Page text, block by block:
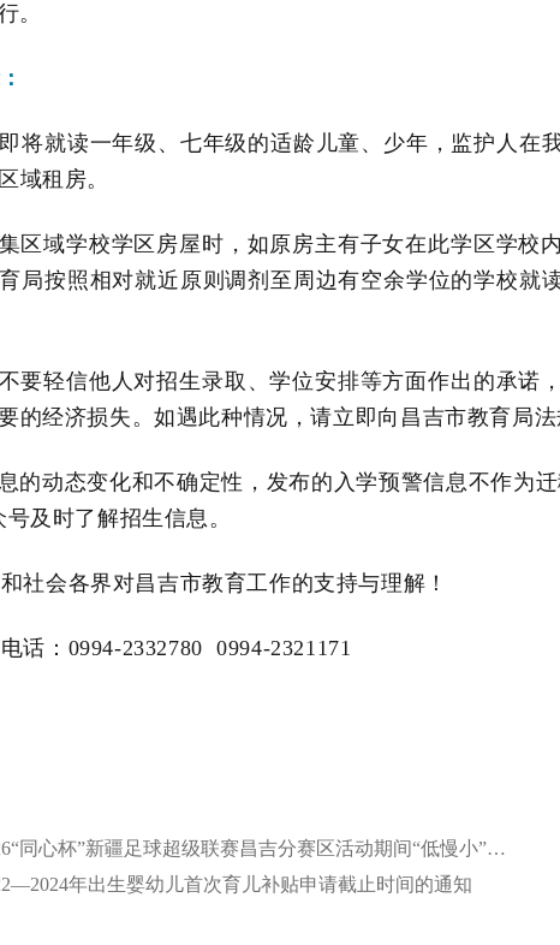
。
将就读一年级、七年级的适龄儿童、少年，监护人在
域租房。
区域学校学区房屋时，如原房主有子女在此学区学校
局按照相对就近原则调剂至周边有空余学位的学校
要轻信他人对招生录取、学位安排等方面作出的承诺
的经济损失。如遇此种情况，请立即向昌吉市教育局
的动态变化和不确定性，发布的入学预警信息不作为
及时了解招生信息。
社会各界对昌吉市教育工作的支持与理解！
话： 0994-2332780 0994-2321171
上一篇：关于加强2026“同心杯”新疆足球超级联赛昌吉分赛区活动期间“低慢小”航空器和空飘物起降飞行活动安全管理的公告
年出生婴幼儿首次育儿补贴申请截止时间的通知